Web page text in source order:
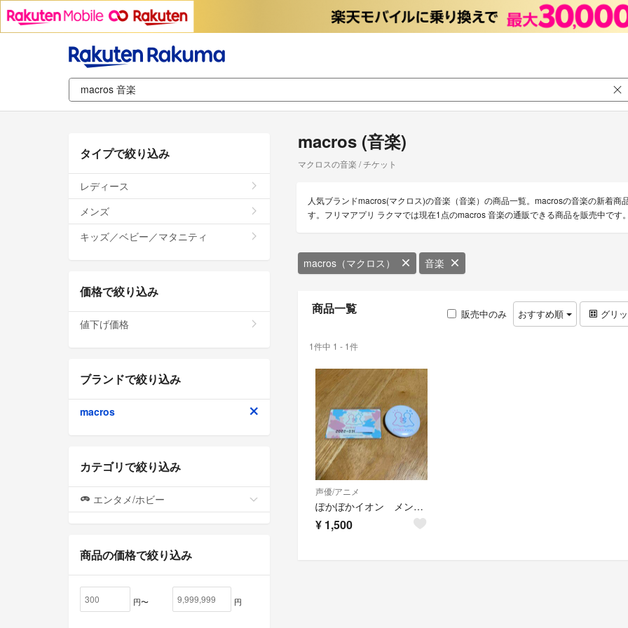
macros (音楽)
マクロスの音楽 / チケット
人気ブランドmacros(マクロス)の音楽（音楽）の商品一覧。macrosの音楽の新着
す。フリマアプリ ラクマでは現在1点のmacros 音楽の通販できる商品を販売中です
macros（マクロス） 音楽
商品一覧 販売中のみ おすすめ順 グリ
1件中 1 - 1件
声優/アニメ
ぽかぼかイオン メンバーズカード
¥ 1,500
タイプで絞り込み
レディース
メンズ
キッズ／ベビー／マタニティ
価格で絞り込み
値下げ価格
ブランドで絞り込み
macros
カテゴリで絞り込み
エンタメ/ホビー
商品の価格で絞り込み
円〜 円